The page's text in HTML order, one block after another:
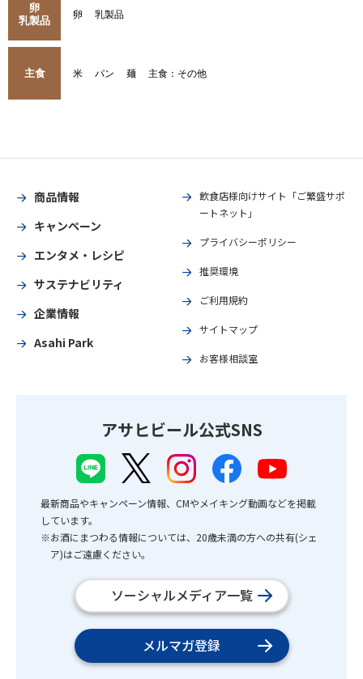
卵
乳製品
卵 乳製品
主食 米 パン 麺 主食：その他
商品情報
キャンペーン
エンタメ・レシピ
サステナビリティ
企業情報
Asahi Park
飲食店様向けサイト「ご繁盛サポ
ートネット」
プライバシーポリシー
推奨環境
ご利用規約
サイトマップ
お客様相談室
アサヒビール公式SNS
最新商品やキャンペーン情報、CMやメイキング動画などを掲載
しています。
※お酒にまつわる情報については、20歳未満の方への共有(シェ
ア)はご遠慮ください。
ソーシャルメディア一覧
メルマガ登録